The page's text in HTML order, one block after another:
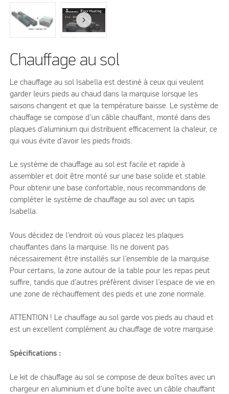
Chauffage au sol
Le chauffage au sol Isabella est destiné à ceux qui veulent
garder leurs pieds au chaud dans la marquise lorsque les
saisons changent et que la température baisse. Le système de
chauffage se compose d’un câble chauffant, monté dans des
plaques d’aluminium qui distribuent efficacement la chaleur, ce
qui vous évite d’avoir les pieds froids.
Le système de chauffage au sol est facile et rapide à
assembler et doit être monté sur une base solide et stable.
Pour obtenir une base confortable, nous recommandons de
compléter le système de chauffage au sol avec un tapis
Isabella.
Vous décidez de l’endroit où vous placez les plaques
chauffantes dans la marquise. Ils ne doivent pas
nécessairement être installés sur l’ensemble de la marquise.
Pour certains, la zone autour de la table pour les repas peut
suffire, tandis que d’autres préfèrent diviser l’espace de vie en
une zone de réchauffement des pieds et une zone normale.
ATTENTION ! Le chauffage au sol garde vos pieds au chaud et
est un excellent complément au chauffage de votre marquise.
Spécifications :
Le kit de chauffage au sol se compose de deux boîtes avec un
chargeur en aluminium et d’une boîte avec un câble chauffant